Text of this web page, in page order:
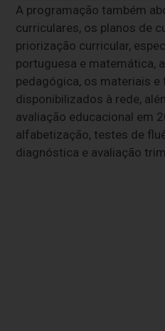
A programação também
curriculares, os planos de
priorização curricular,
portuguesa e matemática,
pedagógica, os materiais e
disponibilizados à rede,
avaliação educacional em
alfabetização, testes de
diagnóstica e avaliação